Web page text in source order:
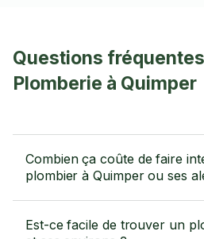
Questions
Plomberie à Quimper
Combien ça coûte de faire
plombier à Quimper ou ses
Est-ce facile de trouver un